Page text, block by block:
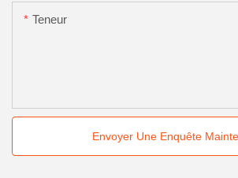
Teneur
Envoyer Une Enquête